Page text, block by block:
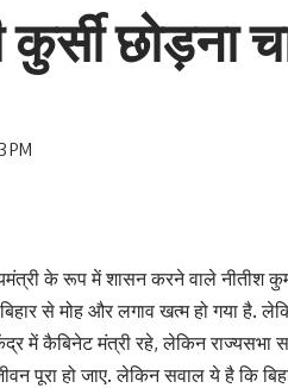
छोड़ना
PM
के रूप में शासन करने वाले नीतीश
से मोह और लगाव खत्म हो गया
में कैबिनेट मंत्री रहे, लेकिन राज्यसभा
पूरा हो जाए. लेकिन सवाल ये है कि